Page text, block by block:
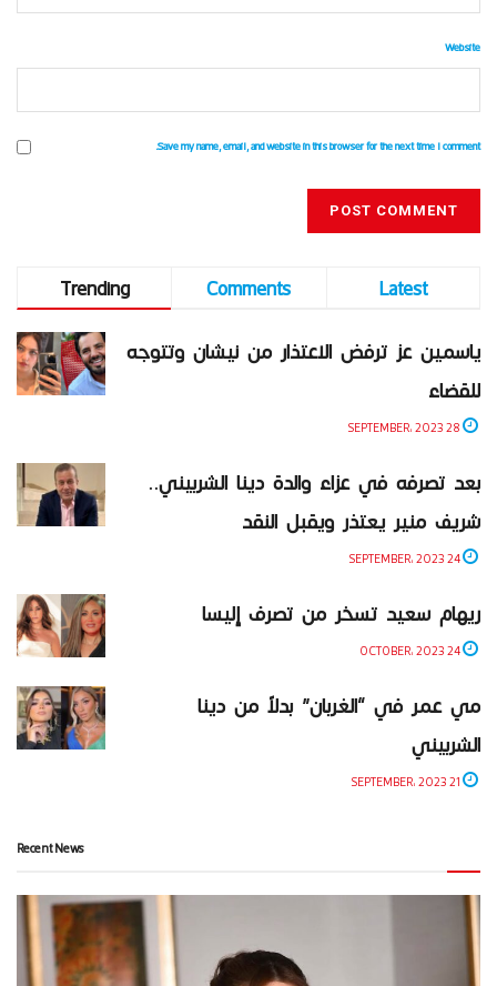
Website
Save my name, email, and website in this browser for the next time I comment.
Trending Comments
Latest
ياسمين عز ترفض الاعتذار من نيشان وتتوجه
للقضاء
بعد تصرفه في عزاء والدة دينا الشربيني..
شريف منير يعتذر ويقبل النقد
ريهام سعيد تسخر من تصرف إليسا
مي عمر في “الغربان” بدلاً من دينا
الشربيني
Recent News